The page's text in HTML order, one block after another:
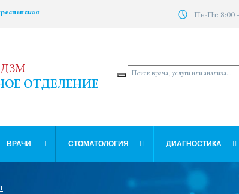
Пн-Пт: 8:00
ДЗМ
ОТДЕЛЕНИЕ
ВРАЧИ СТОМАТОЛОГИЯ ДИАГНОСТИКА